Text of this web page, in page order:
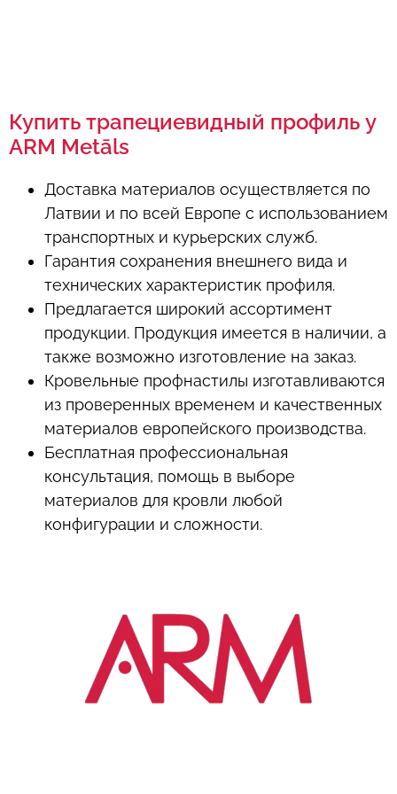
Купить трапециевидный профиль у
ARM Metāls
Доставка материалов осуществляется по
Латвии и по всей Европе с использованием
транспортных и курьерских служб.
Гарантия сохранения внешнего вида и
технических характеристик профиля.
Предлагается широкий ассортимент
продукции. Продукция имеется в наличии, а
также возможно изготовление на заказ.
Кровельные профнастилы изготавливаются
из проверенных временем и качественных
материалов европейского производства.
Бесплатная профессиональная
консультация, помощь в выборе
материалов для кровли любой
конфигурации и сложности.